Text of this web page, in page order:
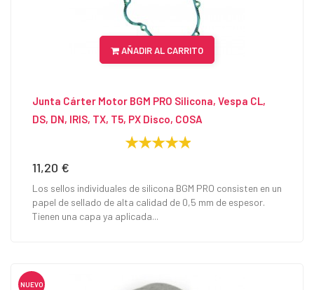
AÑADIR AL CARRITO
Junta Cárter Motor BGM PRO Silicona, Vespa CL,
DS, DN, IRIS, TX, T5, PX Disco, COSA
Precio
11,20 €
Los sellos individuales de silicona BGM PRO consisten en un
papel de sellado de alta calidad de 0,5 mm de espesor.
Tienen una capa ya aplicada...
NUEVO